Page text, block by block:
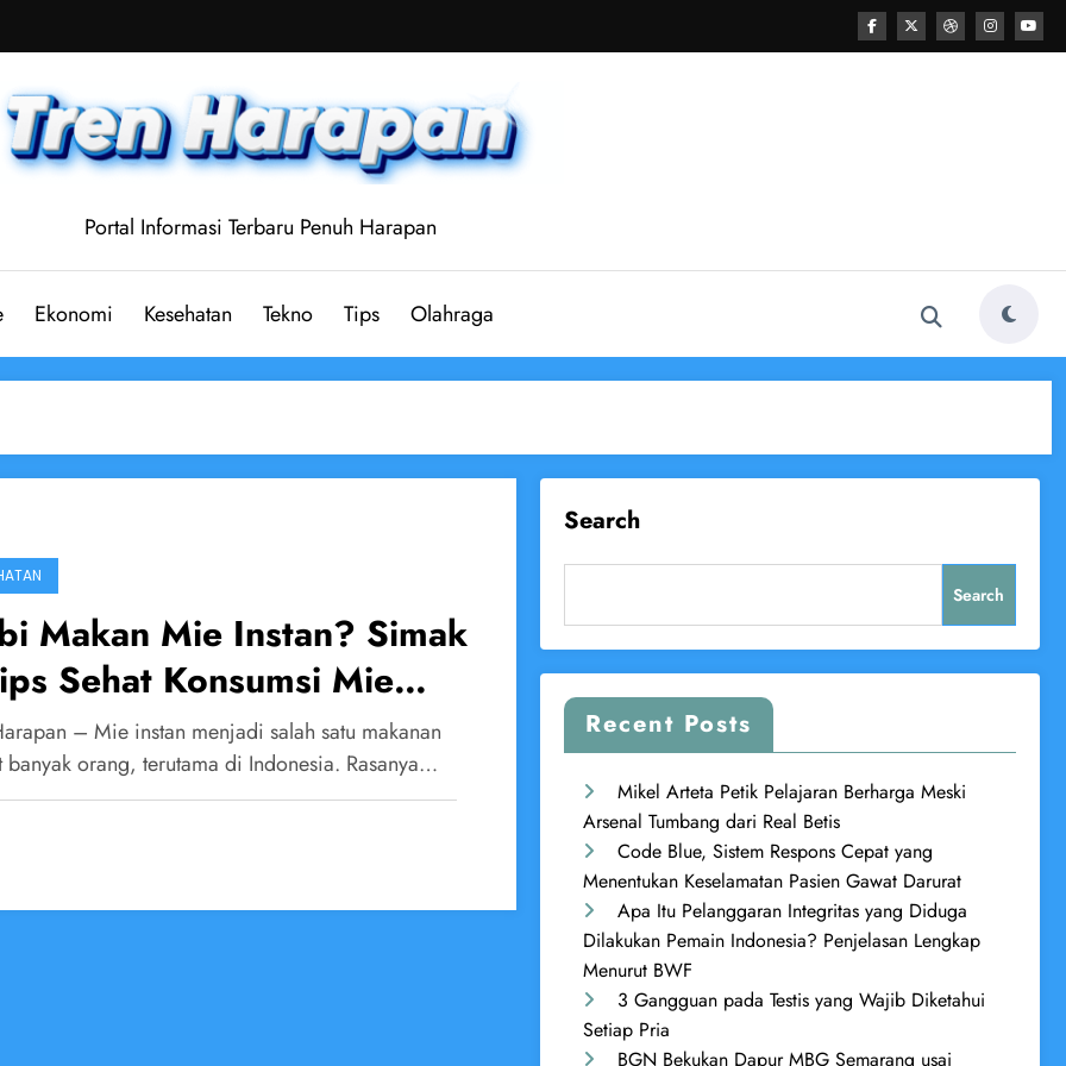
Portal Informasi Terbaru Penuh Harapan
Ekonomi Kesehatan Tekno Tips Olahraga
Makan Mie Instan? Simak
Sehat Konsumsi Mie
agar Tetap Aman bagi
– Mie instan menjadi salah satu makanan
banyak orang, terutama di Indonesia. Rasanya…
Search
Search
Recent Posts
Mikel Arteta Petik Pelajaran Berharga Meski
Arsenal Tumbang dari Real Betis
Code Blue, Sistem Respons Cepat yang
Menentukan Keselamatan Pasien Gawat Darurat
Apa Itu Pelanggaran Integritas yang Diduga
Dilakukan Pemain Indonesia? Penjelasan Lengkap
Menurut BWF
3 Gangguan pada Testis yang Wajib Diketahui
Setiap Pria
BGN Bekukan Dapur MBG Semarang usai